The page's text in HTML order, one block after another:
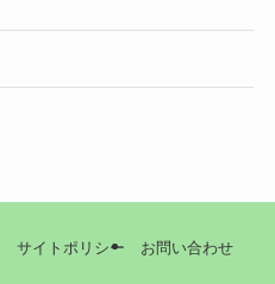
サイトポリシー お問い合わせ